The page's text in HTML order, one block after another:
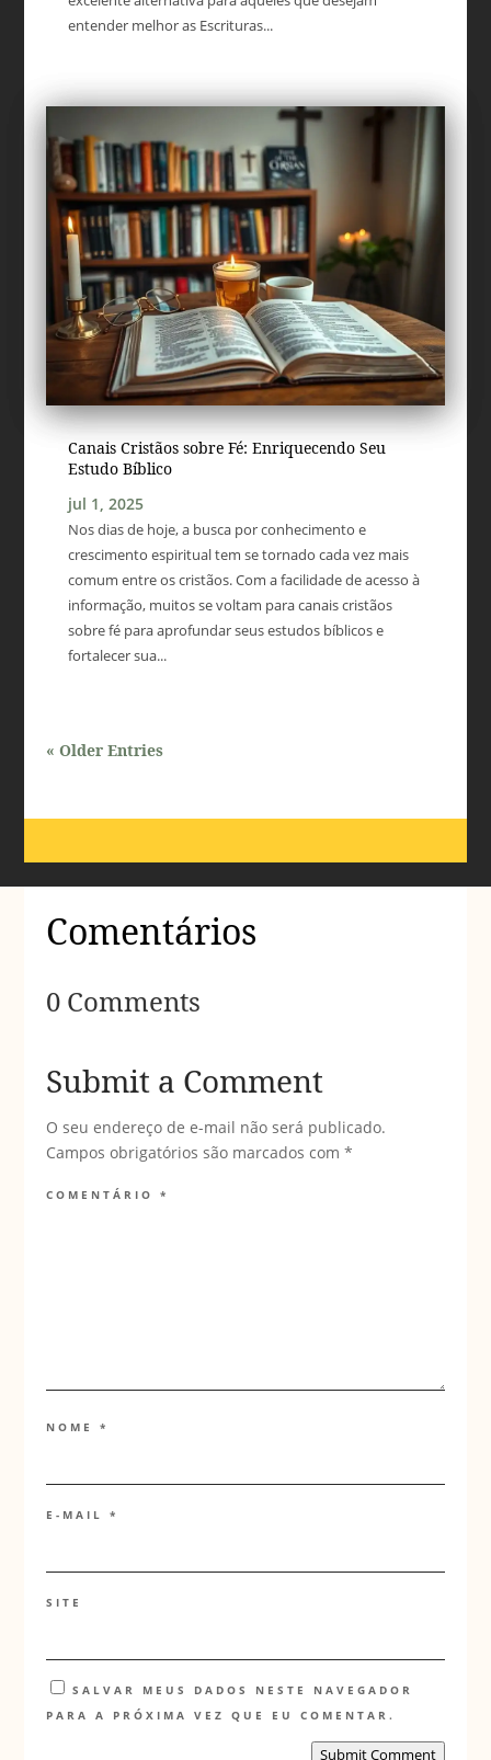
entender melhor as Escrituras...
Canais Cristãos sobre Fé: Enriquecendo Seu
Estudo Bíblico
jul 1, 2025
Nos dias de hoje, a busca por conhecimento e
crescimento espiritual tem se tornado cada vez mais
comum entre os cristãos. Com a facilidade de acesso à
informação, muitos se voltam para canais cristãos
sobre fé para aprofundar seus estudos bíblicos e
fortalecer sua...
« Older Entries
Comentários
0 Comments
Submit a Comment
O seu endereço de e-mail não será publicado.
Campos obrigatórios são marcados com*
COMENTÁRIO*
NOME*
E-MAIL*
SITE
SALVAR MEUS DADOS NESTE NAVEGADOR
PARA A PRÓXIMA VEZ QUE EU COMENTAR.
Submit Comment